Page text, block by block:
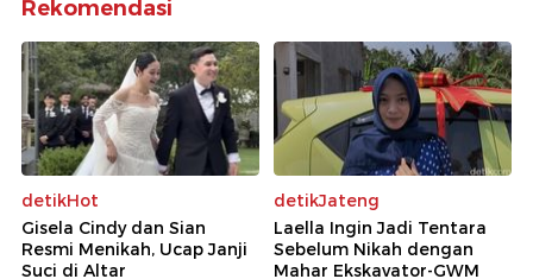
Rekomendasi
detikHot
Gisela Cindy dan Sian
Resmi Menikah, Ucap Janji
Suci di Altar
detikJateng
Laella Ingin Jadi Tentara
Sebelum Nikah dengan
Mahar Ekskavator-GWM